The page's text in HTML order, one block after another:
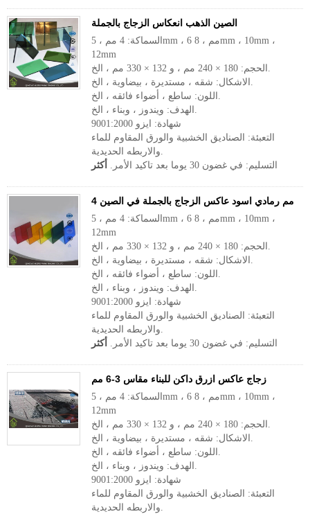
الصين الذهب انعكاس الزجاج بالجملة
السماكة: 4 مم ، 5mm ، 6 مم ، 8mm ، 10mm ،
12mm
الحجم: 180 × 240 مم ، و 132 × 330 مم ، الخ.
الاشكال: شقه ، مستديرة ، بيضاوية ، الخ.
اللون: ساطع ، أضواء فائقه ، الخ.
الهدف: ويندوز ، وبناء ، الخ.
شهادة: ايزو 9001:2000
التعبئة: الصناديق الخشبية والورق المقاوم للماء
والاربطه الحديدية.
التسليم: في غضون 30 يوما بعد تاكيد الأمر.
أكثر
4 مم رمادي اسود عاكس الزجاج بالجملة في الصين
السماكة: 4 مم ، 5mm ، 6 مم ، 8mm ، 10mm ،
12mm
الحجم: 180 × 240 مم ، و 132 × 330 مم ، الخ.
الاشكال: شقه ، مستديرة ، بيضاوية ، الخ.
اللون: ساطع ، أضواء فائقه ، الخ.
الهدف: ويندوز ، وبناء ، الخ.
شهادة: ايزو 9001:2000
التعبئة: الصناديق الخشبية والورق المقاوم للماء
والاربطه الحديدية.
التسليم: في غضون 30 يوما بعد تاكيد الأمر.
أكثر
زجاج عاكس ازرق داكن للبناء مقاس 3-6 مم
السماكة: 4 مم ، 5mm ، 6 مم ، 8mm ، 10mm ،
12mm
الحجم: 180 × 240 مم ، و 132 × 330 مم ، الخ.
الاشكال: شقه ، مستديرة ، بيضاوية ، الخ.
اللون: ساطع ، أضواء فائقه ، الخ.
الهدف: ويندوز ، وبناء ، الخ.
شهادة: ايزو 9001:2000
التعبئة: الصناديق الخشبية والورق المقاوم للماء
والاربطه الحديدية.